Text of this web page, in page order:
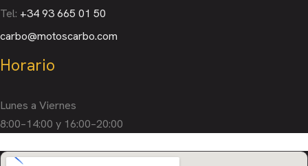
Tel: +34 93 665 01 50
carbo@motoscarbo.com
Horario
Lunes a Viernes
8:00–14:00 y 16:00–20:00